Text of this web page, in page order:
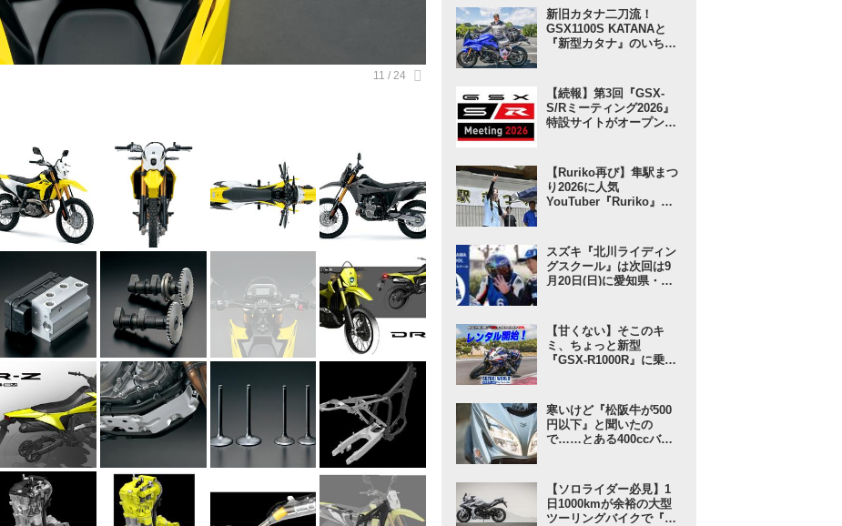
ク！ のイベントニュース
／隼駅まつり2026】
新旧カタナ二刀流！
GSX1100S KATANAと
『新型カタナ』のいちば
スズキ乗り突撃インタビ
ュー】
【続報】第3回『GSX-
S/Rミーティング2026』
特設サイトがオープン！
リーム」な……!? 【スズ
キのバイク！ のイベント
ニュース】
【Ruriko再び】隼駅まつ
り2026に人気
YouTuber『Ruriko』さ
ク！ のイベントニュー
ス】
スズキ『北川ライディン
グスクール』は次回は9
月20日(日)に愛知県・豊
のバイク！ のイベントニ
ュース】
【甘くない】そこのキ
ミ、ちょっと新型
『GSX-R1000R』に乗っ
誘いが気軽に見えてガチ
だった……【スズキのバ
イク！ の耳よりニュー
ス】
寒いけど『松阪牛が500
円以下』と聞いたの
で……とある400ccバイ
バーグマン400 ／ インプ
レ・レビュー① 出発編】
【ソロライダー必見】1
日1000kmが余裕の大型
ツーリングバイクで『ス